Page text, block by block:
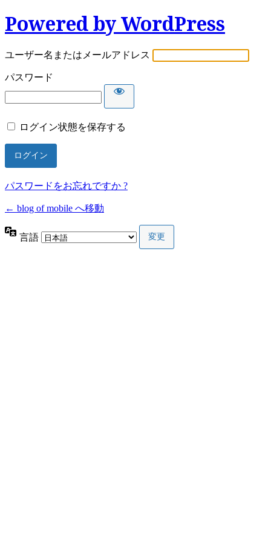
Powered by WordPress
ユーザー名またはメールアドレス
パスワード
ログイン状態を保存する
パスワードをお忘れですか ?
← blog of mobile へ移動
言語